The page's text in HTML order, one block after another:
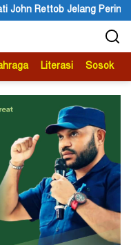
RI
Literasi Sosok